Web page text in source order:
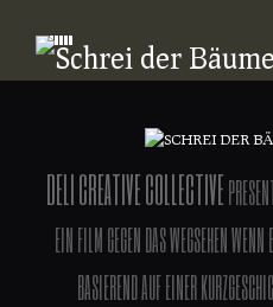
DELI CREATIVE COLLECTIVE
EIN FILM GEGEN DAS WEGSEHEN
BASIEREND AUF EINER